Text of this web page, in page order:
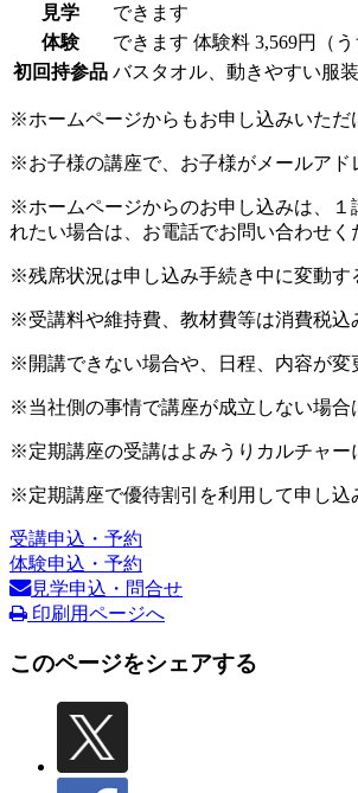
見学
できます
体験
できます 体験料 3,569円（う
初回持参品 バスタオル、動きやすい服
※ホームページからもお申し込みいただ
※お子様の講座で、お子様がメールアド
※ホームページからのお申し込みは、１
れたい場合は、お電話でお問い合わせく
※残席状況は申し込み手続き中に変動す
※受講料や維持費、教材費等は消費税込
※開講できない場合や、日程、内容が変
※当社側の事情で講座が成立しない場合
※定期講座の受講はよみうりカルチャー
※定期講座で優待割引を利用して申し込
受講申込・予約
体験申込・予約
見学申込・問合せ
印刷用ページへ
このページをシェアする